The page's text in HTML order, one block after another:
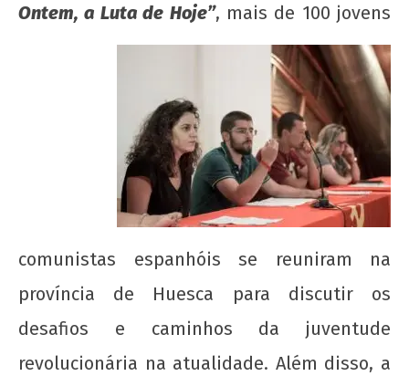
NOW VIEWING
UJC-Brasil no V Acampamento do Coletivo de
Jovens Comunistas da Espanha (CJC)!
Ontem, a Luta de Hoje”, mais de 100 jovens
comunistas espanhóis se reuniram na
província de Huesca para discutir os
desafios e caminhos da juventude
revolucionária na atualidade. Além disso, a